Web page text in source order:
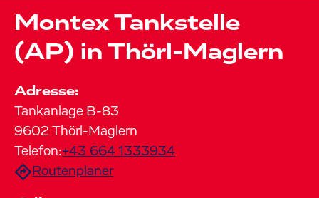
Montex Tankstelle
(AP) in Thörl-Maglern
Adresse:
Tankanlage B-83
9602 Thörl-Maglern
Telefon:+43 664 1333934
Routenplaner